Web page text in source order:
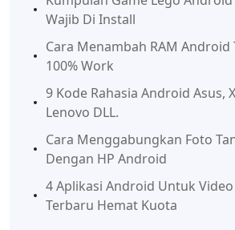
Wajib Di Install
Cara Menambah RAM Android
100% Work
9 Kode Rahasia Android Asus,
Lenovo DLL.
Cara Menggabungkan Foto
Dengan HP Android
4 Aplikasi Android Untuk
Terbaru Hemat Kuota